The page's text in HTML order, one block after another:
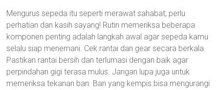
Mengurus sepeda itu seperti merawat sahabat; perlu
perhatian dan kasih sayang! Rutin memeriksa beberapa
komponen penting adalah langkah awal agar sepeda kamu
selalu siap menemani. Cek rantai dan gear secara berkala.
Pastikan rantai bersih dan terlumasi dengan baik agar
perpindahan gigi terasa mulus. Jangan lupa juga untuk
memeriksa tekanan ban. Ban yang kempis bisa mengurangi